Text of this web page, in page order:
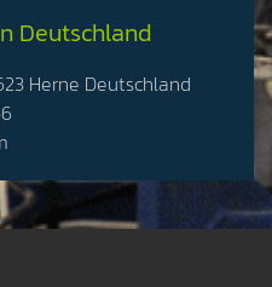
Deutschland
Herne Deutschland